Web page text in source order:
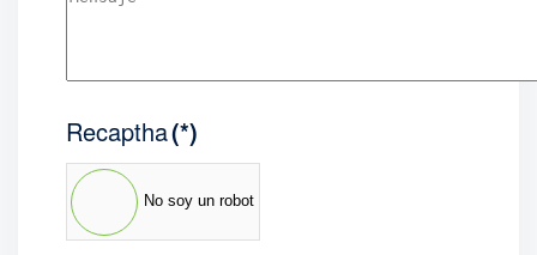
Recaptha(*)
No soy un robot